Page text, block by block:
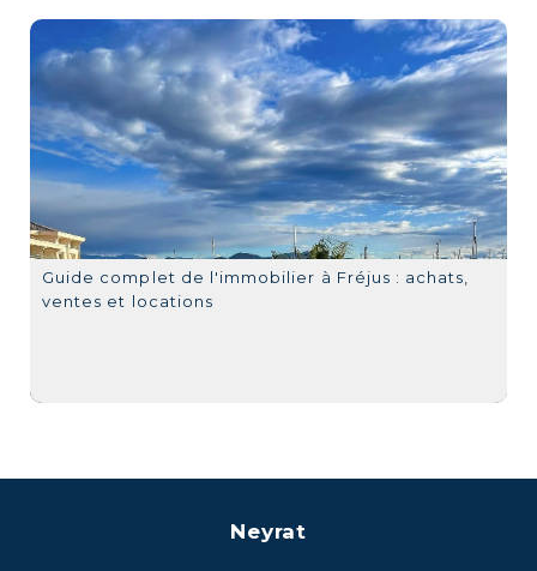
Guide complet de l'immobilier à Fréjus : achats,
ventes et locations
Neyrat